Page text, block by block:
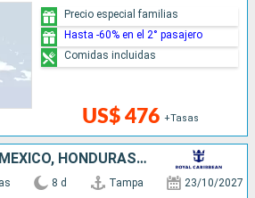
US$ 476 +Tasas
Precio especial familias
Hasta -60% en el 2° pasajero
Comidas incluidas
ESTADOS UNIDOS, MÉXICO, HONDURAS, ISLAS CAIMÁN
8 d Tampa 23/10/2027